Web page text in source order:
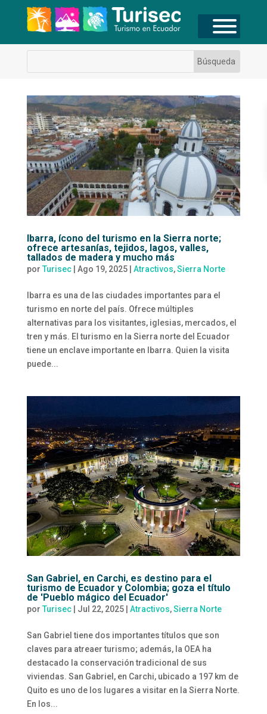
Ibarra, ícono del turismo en la Sierra norte;
ofrece artesanías, tejidos, lagos, valles,
tallados de madera y mucho más
por Turisec| Ago 19, 2025| Atractivos,Sierra Norte
Ibarra es una de las ciudades importantes para el
turismo en norte del país. Ofrece múltiples
alternativas para los visitantes, iglesias, mercados, el
tren y más. El turismo en la Sierra norte del Ecuador
tiene un enclave importante en Ibarra. Quien la visita
puede...
San Gabriel, en Carchi, es destino para el
turismo de Ecuador y Colombia; goza el título
de 'Pueblo mágico del Ecuador'
por Turisec| Jul 22, 2025| Atractivos,Sierra Norte
San Gabriel tiene dos importantes títulos que son
claves para atreaer turismo; además, la OEA ha
destacado la conservación tradicional de sus
viviendas. San Gabriel, en Carchi, ubicado a 197 km de
Quito es uno de los lugares a visitar en la Sierra Norte.
En los...